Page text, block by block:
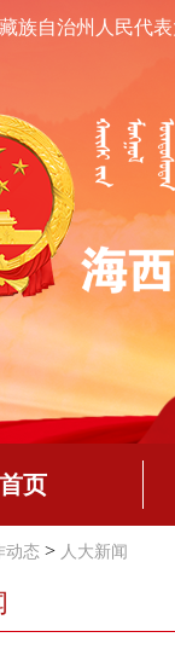
族自治州人民代
首页
动态 > 人大新闻